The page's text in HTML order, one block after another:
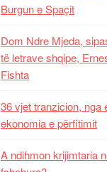
Burgun e Spaçit
Dom Ndre Mjeda,
të letrave shqipe,
Fishta
36 vjet tranzicion, nga
ekonomia e përfitimit
A ndihmon krijimtaria